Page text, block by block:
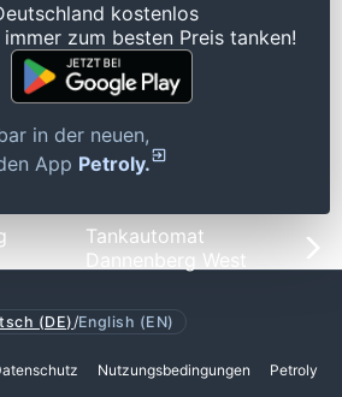
kostenlos
zum besten Preis tanken!
in der neuen,
App Petroly.
Tankautomat
Dannenberg West
(DE) /English (EN)
Nutzungsbedingungen Petroly